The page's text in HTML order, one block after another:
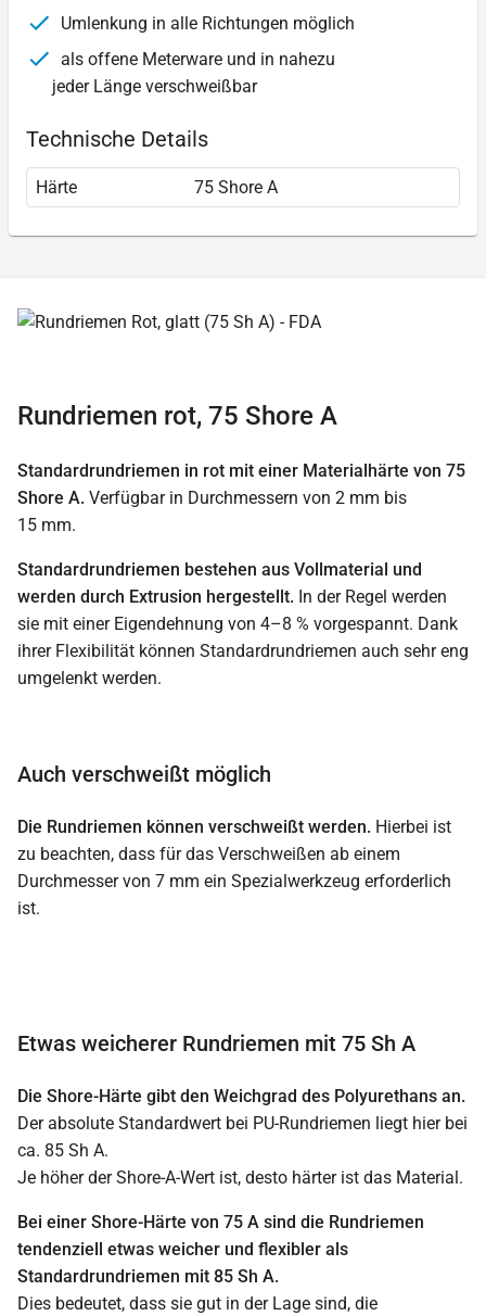
Umlenkung in alle Richtungen möglich
als offene Meterware und in nahezu
jeder Länge verschweißbar
Technische Details
Härte 75 Shore A
Rundriemen rot, 75 Shore A
Standardrundriemen in rot mit einer Materialhärte von 75
Shore A. Verfügbar in Durchmessern von 2 mm bis
15 mm.
Standardrundriemen bestehen aus Vollmaterial und
werden durch Extrusion hergestellt. In der Regel werden
sie mit einer Eigendehnung von 4–8 % vorgespannt. Dank
ihrer Flexibilität können Standardrundriemen auch sehr eng
umgelenkt werden.
Auch verschweißt möglich
Die Rundriemen können verschweißt werden. Hierbei ist
zu beachten, dass für das Verschweißen ab einem
Durchmesser von 7 mm ein Spezialwerkzeug erforderlich
ist.
Etwas weicherer Rundriemen mit 75 Sh A
Die Shore-Härte gibt den Weichgrad des Polyurethans an.
Der absolute Standardwert bei PU-Rundriemen liegt hier bei
ca. 85 Sh A.
Je höher der Shore-A-Wert ist, desto härter ist das Material.
Bei einer Shore-Härte von 75 A sind die Rundriemen
tendenziell etwas weicher und flexibler als
Standardrundriemen mit 85 Sh A.
Dies bedeutet, dass sie gut in der Lage sind, die